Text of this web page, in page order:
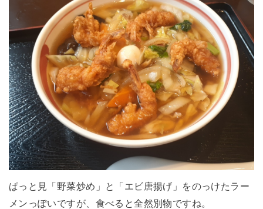
ぱっと見「野菜炒め」と「エビ唐揚げ」をのっけたラー
メンっぽいですが、食べると全然別物ですね。